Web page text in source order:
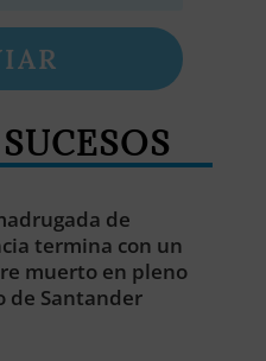
de
termina con un
muerto en pleno
de Santander